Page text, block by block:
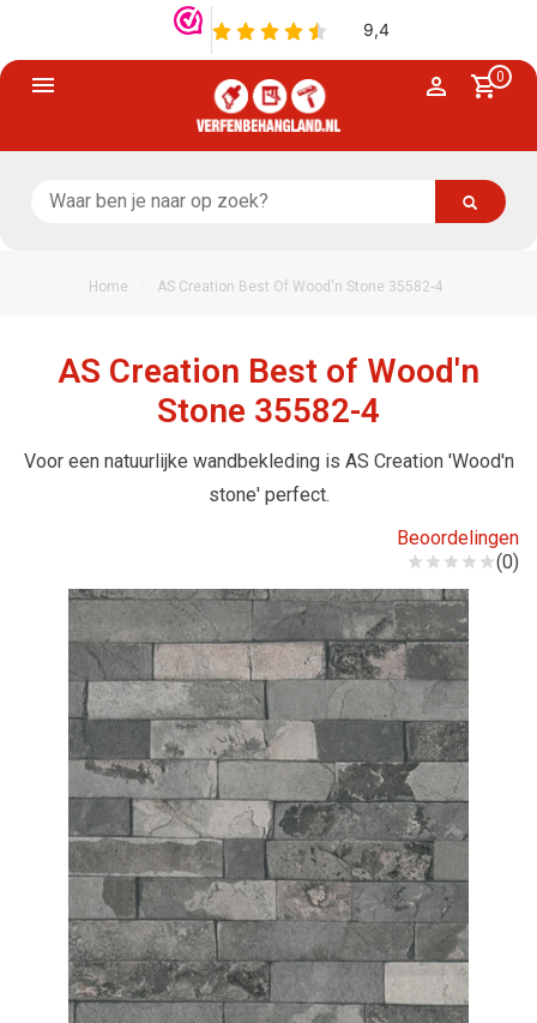
0
Home AS Creation Best Of Wood'n Stone 35582-4
AS Creation Best of Wood'n
Stone 35582-4
Voor een natuurlijke wandbekleding is AS Creation 'Wood'n
stone' perfect.
Beoordelingen
(0)